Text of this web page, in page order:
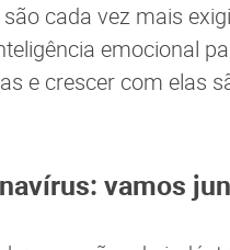
cada vez mais
emocional
e crescer com elas
vamos